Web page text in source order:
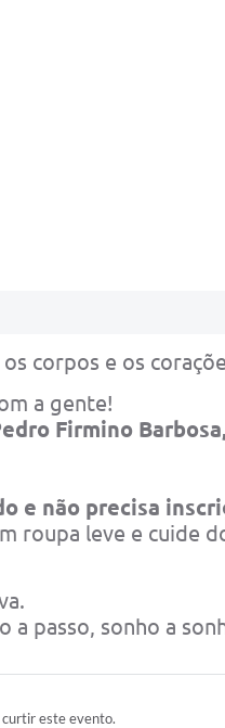
corpos e os
a gente!
Firmino
e não precisa
roupa leve e cuide
a passo, sonho a
este evento.